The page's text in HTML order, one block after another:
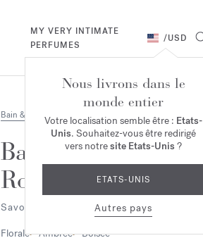
MY VERY INTIMATE
PERFUMES
/USD
Nous livrons dans le
monde entier
Votre localisation semble être : Etats-
Unis. Souhaitez-vous être redirigé
vers notresite Etats-Unis ?
ETATS-UNIS
Autres pays
Bain & Corps
Baccarat
Rouge 540
Savon parfumant
Florale
Ambrée Boisée